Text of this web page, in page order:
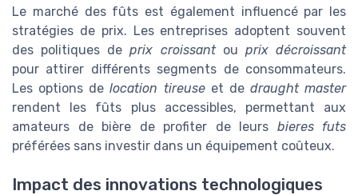
Le marché des fûts est également influencé par les
stratégies de prix. Les entreprises adoptent souvent
des politiques deprix croissantou prix décroissant
pour attirer différents segments de consommateurs.
Les options delocation tireuseet de draught master
rendent les fûts plus accessibles, permettant aux
amateurs de bière de profiter de leurs bieres futs
préférées sans investir dans un équipement coûteux.
Impact des innovations technologiques